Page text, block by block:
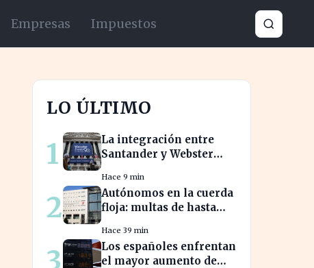
Empresas Impuestos
LO ÚLTIMO
1
La integración entre
Santander y Webster
sector financiero en
semanas
Hace 9 min
2
Autónomos en la cuerda
floja: multas de hasta
tardía
Hace 39 min
3
Los españoles enfrentan
el mayor aumento de